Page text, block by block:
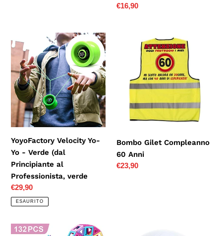
da...
Prezzo
€16,90
YoyoFactory
Velocity
Yo-
Yo
Verde
(dal
Principiante
Professionista,
verde
YoyoFactory Velocity Yo-
Yo - Verde (dal
Principiante al
Professionista, verde
Prezzo
di
listino
€29,90
ESAURITO
Compleanno
Anni
Bombo Gilet Compleanno
60 Anni
Prezzo
€23,90
nicknack